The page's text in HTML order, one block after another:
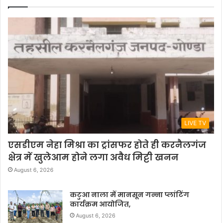
LIVE TV
एसडीएम नेहा मिश्रा का ट्रांसफर होते ही करनैलगंज
क्षेत्र में खुलेआम होने लगा अवैध मिट्टी खनन
August 6, 2026
कटुआ नाला में मानसून गन्ना प्लांटिंग
कार्यक्रम आयोजित,
August 6, 2026